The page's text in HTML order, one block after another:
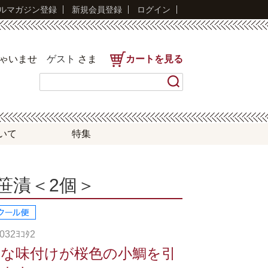
マガジン登録 新規会員登録 ログイン
いませ ゲスト さま カートを見る
て 特集
漬＜2個＞
ﾖｺﾀ2
味付けが桜色の小鯛を引